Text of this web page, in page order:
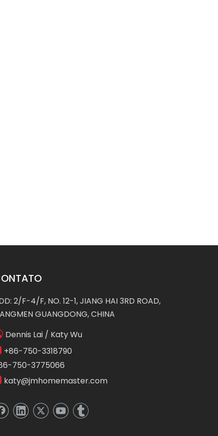
2/F-4/F, NO. 12-1, JIANG HAI 3RD ROAD,
GUANGDONG, CHINA
Dennis Lai / Katy Wu
+86-750-3318790
750-3775066
katy@jmhomemaster.com